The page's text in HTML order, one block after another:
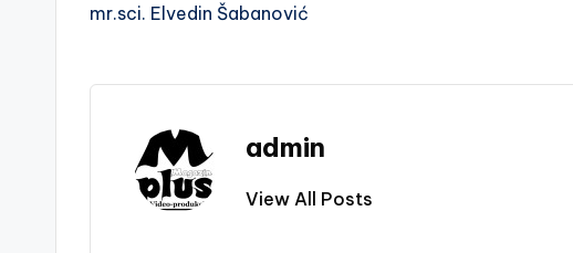
mr.sci. Elvedin Šabanović
admin
View All Posts